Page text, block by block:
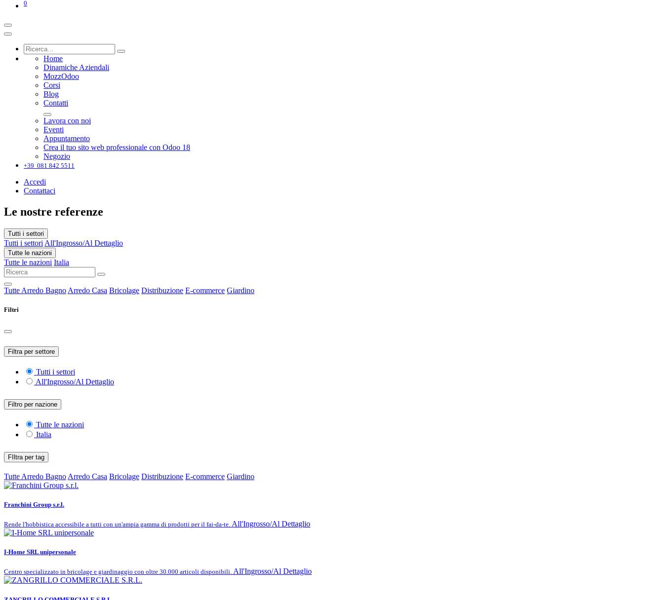
0
Home
Dinamiche Aziendali
MozzOdoo
Corsi
Blog
Contatti
Lavora con noi
Eventi
Appuntamento
Crea il tuo sito web professionale con Odoo 18
Negozio
+39 081 842 5511
Accedi
Contattaci
Le nostre referenze
Tutti i settori
Tutti i settori All'Ingrosso/Al Dettaglio
Tutte le nazioni
Tutte le nazioni Italia
Tutte Arredo Bagno Arredo Casa Bricolage Distribuzione E-commerce Giardino
Filtri
Filtra per settore
Tutti i settori
All'Ingrosso/Al Dettaglio
Filtro per nazione
Tutte le nazioni
Italia
FIltra per tag
Tutte Arredo Bagno Arredo Casa Bricolage Distribuzione E-commerce Giardino
Franchini Group s.r.l.
Rende l'hobbistica accessibile a tutti con un'ampia gamma di prodotti per il fai-da-te. All'Ingrosso/Al Dettaglio
I-Home SRL unipersonale
Centro specializzato in bricolage e giardinaggio con oltre 30.000 articoli disponibili. All'Ingrosso/Al Dettaglio